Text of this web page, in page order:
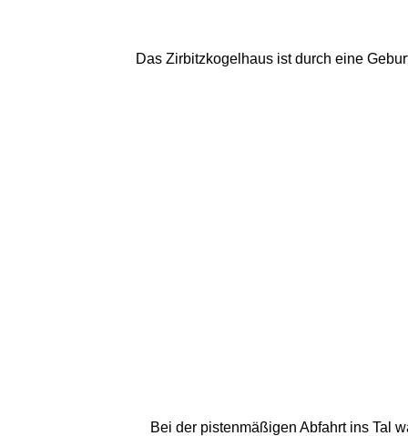
Das Zirbitzkogelhaus ist durch eine
Bei der pistenmäßigen Abfahrt ins Tal